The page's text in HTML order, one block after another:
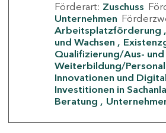
Förderart: Zuschuss
Unternehmen
Arbeitsplatzförderung
und Wachsen
Qualifizierung/Aus- und
Weiterbildung/Personal
Innovationen und
Investitionen in
Beratung